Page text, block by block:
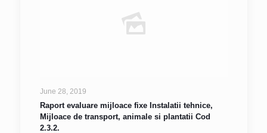
June 28, 2019
Raport evaluare mijloace fixe Instalatii tehnice,
Mijloace de transport, animale si plantatii Cod
2.3.2.